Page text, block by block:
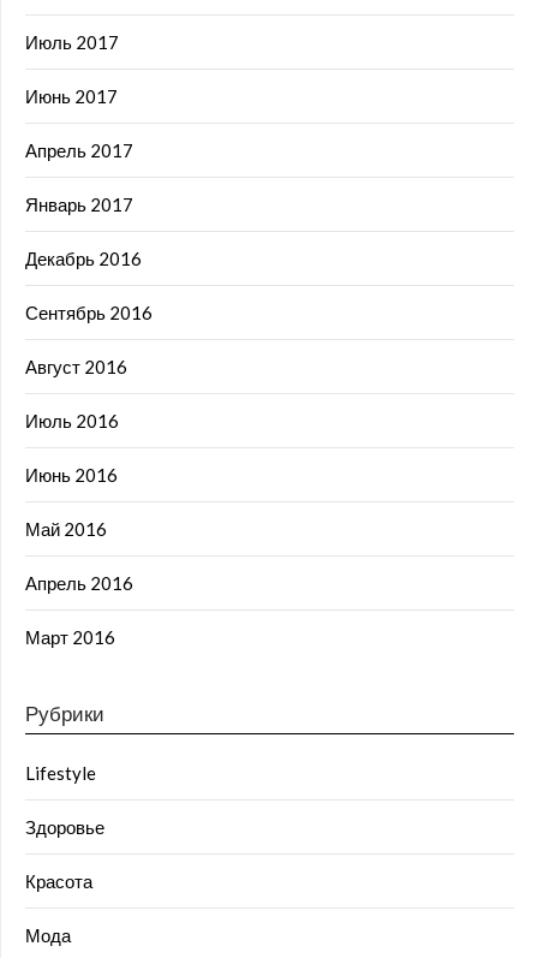
Июль 2017
Июнь 2017
Апрель 2017
Январь 2017
Декабрь 2016
Сентябрь 2016
Август 2016
Июль 2016
Июнь 2016
Май 2016
Апрель 2016
Март 2016
Рубрики
Lifestyle
Здоровье
Красота
Мода